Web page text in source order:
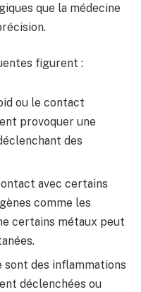
que la médecine
figurent :
ou le contact
provoquer une
des
avec certains
comme les
certains métaux peut
sont des inflammations
déclenchées ou